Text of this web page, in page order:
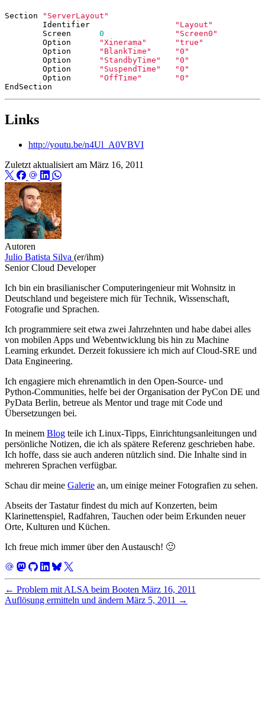
Section
"ServerLayout"
        Identifier
"Layout"
        Screen
0
"Screen0"
        Option
"Xinerama"
"true"
        Option
"BlankTime"
"0"
        Option
"StandbyTime"
"0"
        Option
"SuspendTime"
"0"
        Option
"OffTime"
"0"
Links
http://youtu.be/n4Ul_A0VBVI
Zuletzt aktualisiert am März 16, 2011
Autoren
Julio Batista Silva (er/ihm)
Senior Cloud Developer
Ich bin ein brasilianischer Computeringenieur mit Wohnsitz in
Deutschland und begeistere mich für Technik, Wissenschaft,
Fotografie und Sprachen.
Ich programmiere seit etwa zwei Jahrzehnten und habe dabei alles
von mobilen Apps und Webentwicklung bis hin zu Machine
Learning erkundet. Derzeit fokussiere ich mich auf Cloud‑SRE und
Data Engineering.
Ich engagiere mich ehrenamtlich in den Open‑Source- und
Python‑Communities, helfe bei der Organisation der PyCon DE und
PyData Berlin, betreue als Mentor und trage mit Code und
Übersetzungen bei.
In meinem Blog teile ich Linux‑Tipps, Einrichtungsanleitungen und
persönliche Notizen, die ich als spätere Referenz geschrieben habe.
Ich hoffe, dass sie auch anderen nützlich sind. Die Inhalte sind in
mehreren Sprachen verfügbar.
Schau dir meine Galerie an, um einige meiner Fotografien zu sehen.
Abseits der Tastatur findest du mich auf Konzerten, beim
Klarinettenspiel, Radfahren, Tauchen oder beim Erkunden neuer
Orte, Kulturen und Küchen.
Ich freue mich immer über den Austausch! 🙂
← Problem mit ALSA beim Booten März 16, 2011
Auflösung ermitteln und ändern März 5, 2011 →